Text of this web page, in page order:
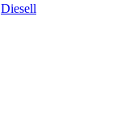
Diesell